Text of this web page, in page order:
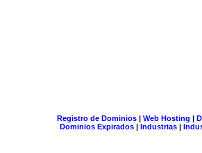
Registro de Dominios| Web Hosting |
Dominios Expirados | Industrias |